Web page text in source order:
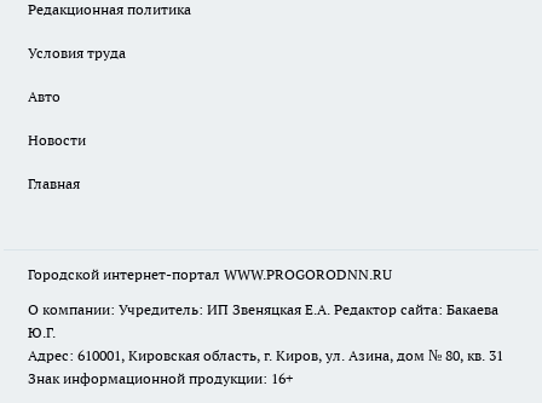
Редакционная политика
Условия труда
Авто
Новости
Главная
Городской интернет-портал WWW.PROGORODNN.RU
О компании: Учредитель: ИП Звеняцкая Е.А. Редактор сайта: Бакаева
Ю.Г.
Адрес: 610001, Кировская область, г. Киров, ул. Азина, дом № 80, кв. 31
Знак информационной продукции: 16+